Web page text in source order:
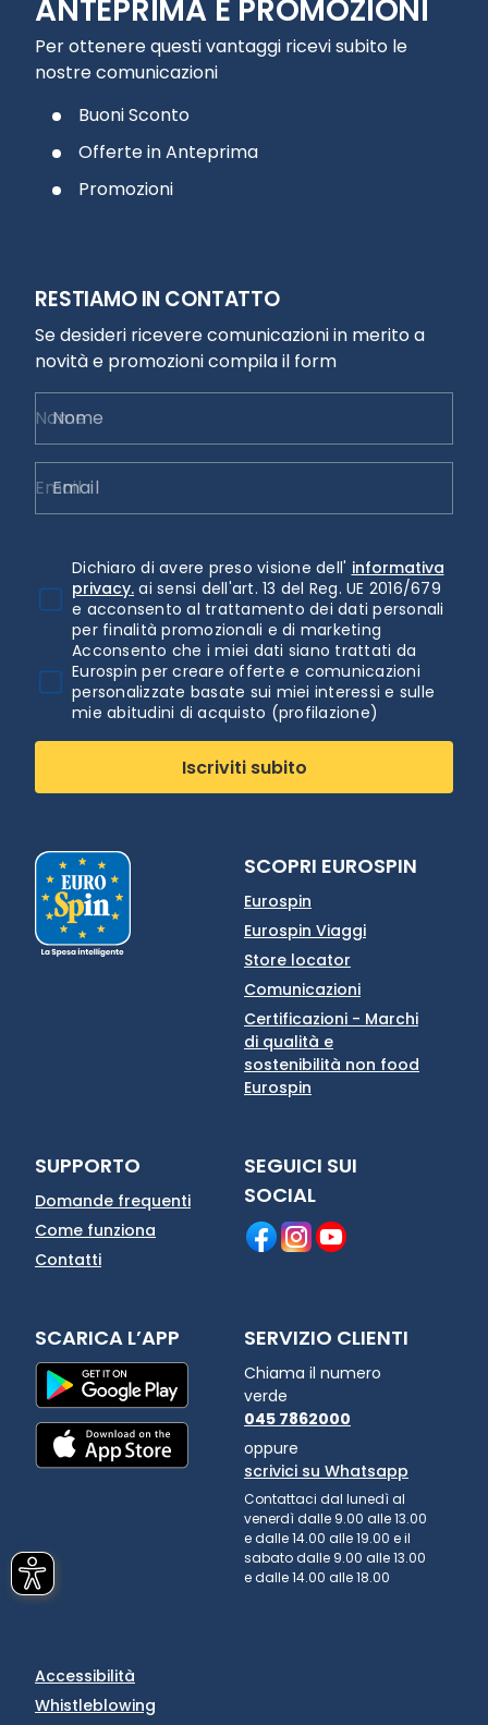
ANTEPRIMA E PROMOZIONI
Per ottenere questi vantaggi ricevi subito le
nostre comunicazioni
Buoni Sconto
Offerte in Anteprima
Promozioni
RESTIAMO IN CONTATTO
Se desideri ricevere comunicazioni in merito a
novità e promozioni compila il form
Nome
Email
Dichiaro di avere preso visione dell' informativa
privacy. ai sensi dell'art. 13 del Reg. UE 2016/679
e acconsento al trattamento dei dati personali
per finalità promozionali e di marketing
Acconsento che i miei dati siano trattati da
Eurospin per creare offerte e comunicazioni
personalizzate basate sui miei interessi e sulle
mie abitudini di acquisto (profilazione)
Iscriviti subito
SCOPRI EUROSPIN
Eurospin
Eurospin Viaggi
Store locator
Comunicazioni
Certificazioni - Marchi
di qualità e
sostenibilità non food
Eurospin
SUPPORTO
Domande frequenti
Come funziona
Contatti
SEGUICI SUI
SOCIAL
SCARICA L’APP SERVIZIO CLIENTI
Chiama il numero
verde
045 7862000
oppure
scrivici su Whatsapp
Contattaci dal lunedì al
venerdì dalle 9.00 alle 13.00
e dalle 14.00 alle 19.00 e il
sabato dalle 9.00 alle 13.00
e dalle 14.00 alle 18.00
Accessibilità
Whistleblowing